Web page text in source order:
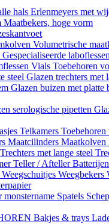
hals Erlenmeyers met
Maatbekers, hoge vorm
Volumetrische
Gespecialiseerde laboflessen
Vials Toebehoren
steel Glazen trechters met
Glazen buizen met platte
serologische pipetten
Telkamers
Maatcilinders Maatkolven
Trechters met lange steel
Teller / Afteller
Weegschuitjes Weegbekers
monstername Spatels
Bakjes & trays